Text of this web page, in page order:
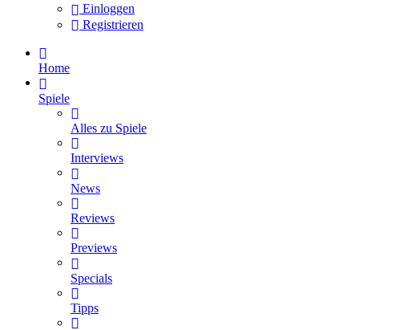
Einloggen
Registrieren
Home
Spiele
Alles zu Spiele
Interviews
News
Reviews
Previews
Specials
Tipps